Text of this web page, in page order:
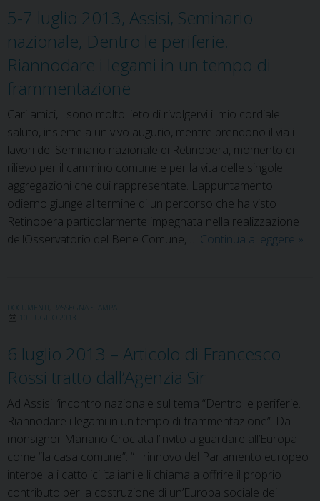
nazionale,
“Dentro
le
periferie.
Riannodare
i
legami
in
un
tempo
di
frammentazione”
5-7 luglio 2013, Assisi, Seminario
nazionale, Dentro le periferie.
Riannodare i legami in un tempo di
frammentazione
Cari amici, sono molto lieto di rivolgervi il mio cordiale
saluto, insieme a un vivo augurio, mentre prendono il via i
lavori del Seminario nazionale di Retinopera, momento di
rilievo per il cammino comune e per la vita delle singole
aggregazioni che qui rappresentate. Lappuntamento
odierno giunge al termine di un percorso che ha visto
Retinopera particolarmente impegnata nella realizzazione
dellOsservatorio del Bene Comune, … Continua a leggere 5-»
DOCUMENTI
RASSEGNA STAMPA
10 LUGLIO 2013
6 luglio 2013 – Articolo di Francesco
Rossi tratto dall’Agenzia Sir
Ad Assisi l’incontro nazionale sul tema “Dentro le periferie.
Riannodare i legami in un tempo di frammentazione”. Da
monsignor Mariano Crociata l’invito a guardare all’Europa
come “la casa comune”: “Il rinnovo del Parlamento europeo
interpella i cattolici italiani e li chiama a offrire il proprio
contributo per la costruzione di un’Europa sociale dei